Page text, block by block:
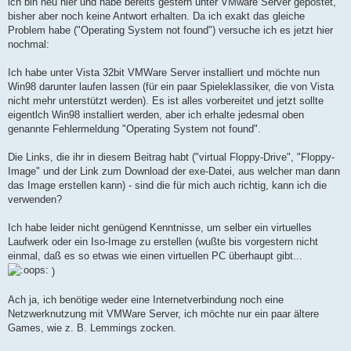
a
g
bisher aber noch keine Antwort erhalten. Da ich exakt das gleiche
Problem habe ("Operating System not found") versuche ich es jetzt hier
nochmal:
Ich habe unter Vista 32bit VMWare Server installiert und möchte nun
Win98 darunter laufen lassen (für ein paar Spieleklassiker, die von Vista
nicht mehr unterstützt werden). Es ist alles vorbereitet und jetzt sollte
eigentlch Win98 installiert werden, aber ich erhalte jedesmal oben
genannte Fehlermeldung "Operating System not found".
Die Links, die ihr in diesem Beitrag habt ("virtual Floppy-Drive", "Floppy-
Image" und der Link zum Download der exe-Datei, aus welcher man dann
das Image erstellen kann) - sind die für mich auch richtig, kann ich die
verwenden?
Ich habe leider nicht genügend Kenntnisse, um selber ein virtuelles
Laufwerk oder ein Iso-Image zu erstellen (wußte bis vorgestern nicht
einmal, daß es so etwas wie einen virtuellen PC überhaupt gibt...
)
Ach ja, ich benötige weder eine Internetverbindung noch eine
Netzwerknutzung mit VMWare Server, ich möchte nur ein paar ältere
Games, wie z. B. Lemmings zocken.